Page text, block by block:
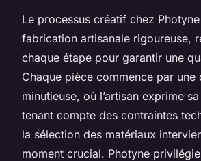
Le processus créatif chez
fabrication artisanale rigoureuse,
chaque étape pour garantir une
Chaque pièce commence par une
minutieuse, où l’artisan exprime
tenant compte des contraintes
la sélection des matériaux
moment crucial. Photyne